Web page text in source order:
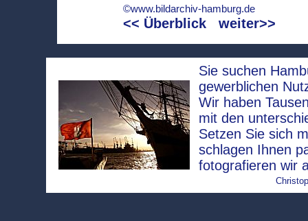
©www.bildarchiv-hamburg.de
<< Überblick weiter>>
Sie suchen
gewerblichen
Wir haben
mit den
Setzen Sie sich
schlagen Ihnen
fotografieren wir